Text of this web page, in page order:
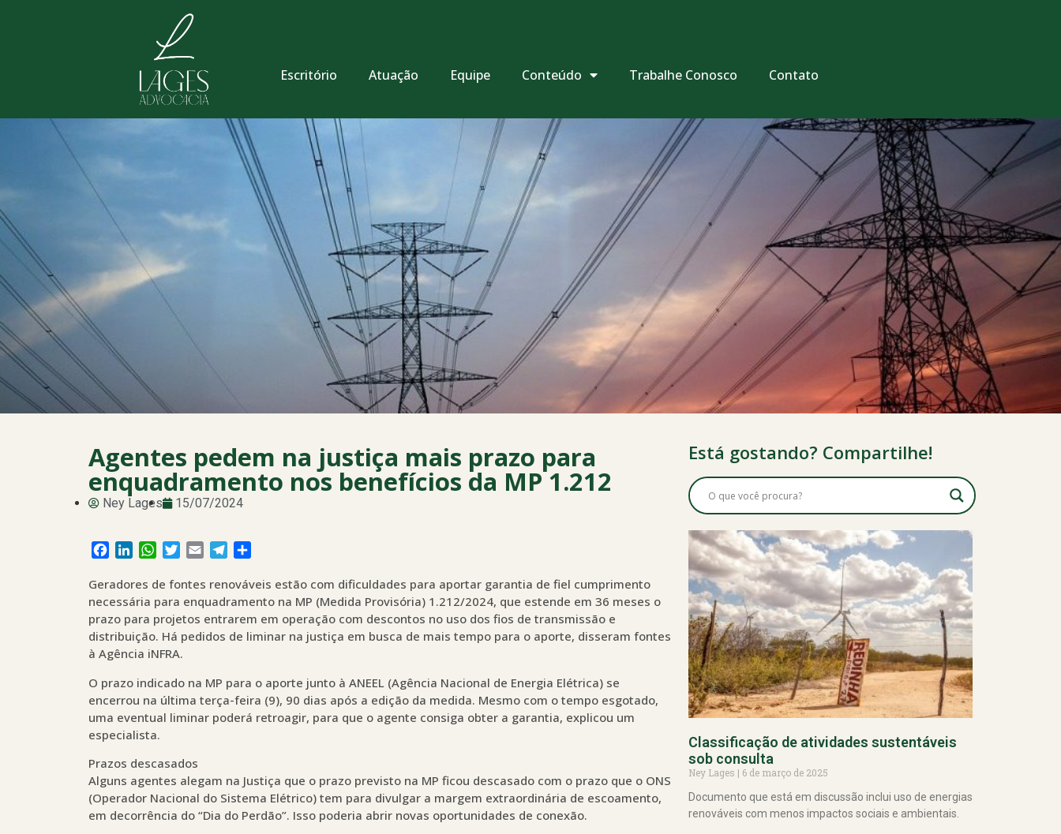
Escritório Atuação Equipe Conteúdo Trabalhe Conosco Contato
Agentes pedem na justiça mais prazo para
enquadramento nos benefícios da MP 1.212
Ney Lages 15/07/2024
Facebook
LinkedInWhatsApp
Twitter
Email Telegram
Geradores de fontes renováveis estão com dificuldades para aportar garantia de fiel cumprimento
necessária para enquadramento na MP (Medida Provisória) 1.212/2024, que estende em 36 meses o
prazo para projetos entrarem em operação com descontos no uso dos fios de transmissão e
distribuição. Há pedidos de liminar na justiça em busca de mais tempo para o aporte, disseram fontes
à Agência iNFRA.
O prazo indicado na MP para o aporte junto à ANEEL (Agência Nacional de Energia Elétrica) se
encerrou na última terça-feira (9), 90 dias após a edição da medida. Mesmo com o tempo esgotado,
uma eventual liminar poderá retroagir, para que o agente consiga obter a garantia, explicou um
especialista.
Prazos descasados
Alguns agentes alegam na Justiça que o prazo previsto na MP ficou descasado com o prazo que o ONS
(Operador Nacional do Sistema Elétrico) tem para divulgar a margem extraordinária de escoamento,
em decorrência do “Dia do Perdão”. Isso poderia abrir novas oportunidades de conexão.
Está gostando? Compartilhe!
Classificação de atividades sustentáveis
sob consulta
Ney Lages
6 de março de 2025
Documento que está em discussão inclui uso de energias
renováveis com menos impactos sociais e ambientais.